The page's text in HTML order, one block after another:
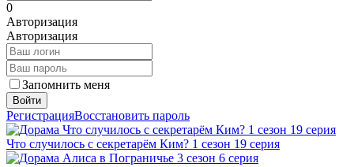
0
Авторизация
Авторизация
Запомнить меня
Войти
РегистрацияВосстановить пароль
Что случилось с секретарём Ким? 1 сезон 19 серия